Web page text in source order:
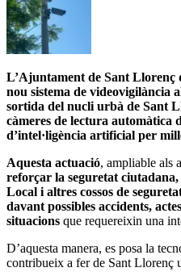
L’Ajuntament de Sant Llorenç
nou sistema de videovigilància
sortida del nucli urbà de Sant
càmeres de lectura automàtica
d’intel·ligència artificial per
Aquesta actuació, ampliable als
reforçar la seguretat
Local i altres cossos de
davant possibles accidents,
situacions que requereixin una
D’aquesta manera, es posa la
contribueix a fer de Sant Llorenç